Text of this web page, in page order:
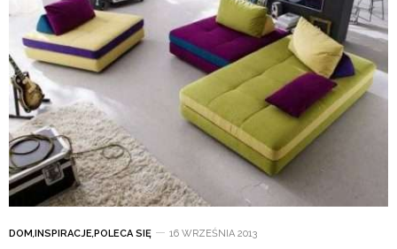
DOM, INSPIRACJE,POLECA SIĘ 16 WRZEŚNIA 2013